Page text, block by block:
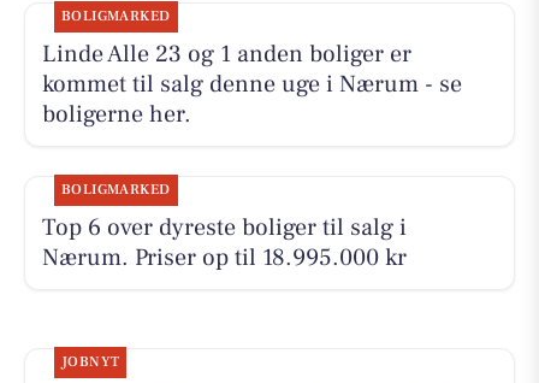
BOLIGMARKED
Linde Alle 23 og 1 anden boliger er
kommet til salg denne uge i Nærum - se
boligerne her.
BOLIGMARKED
Top 6 over dyreste boliger til salg i
Nærum. Priser op til 18.995.000 kr
JOBNYT